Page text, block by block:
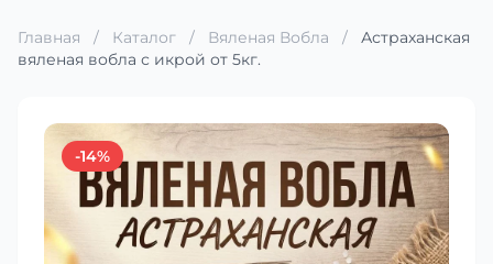
Главная / Каталог / Вяленая Вобла /
Астраханская
вяленая вобла с икрой от 5кг.
-14%